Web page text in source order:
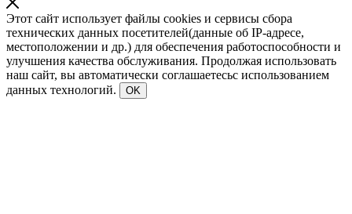
Этот сайт использует файлы cookies и сервисы сбора
технических данных посетителей(данные об IP-адресе,
местоположении и др.) для обеспечения работоспособности и
улучшения качества обслуживания. Продолжая использовать
наш сайт, вы автоматически соглашаетесьс использованием
данных технологий.
OK